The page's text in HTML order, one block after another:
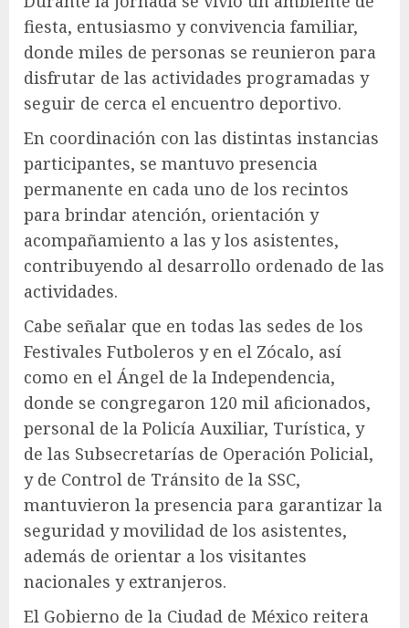
fiesta, entusiasmo y convivencia familiar,
donde miles de personas se reunieron para
disfrutar de las actividades programadas y
seguir de cerca el encuentro deportivo.
En coordinación con las distintas instancias
participantes, se mantuvo presencia
permanente en cada uno de los recintos
para brindar atención, orientación y
acompañamiento a las y los asistentes,
contribuyendo al desarrollo ordenado de las
actividades.
Cabe señalar que en todas las sedes de los
Festivales Futboleros y en el Zócalo, así
como en el Ángel de la Independencia,
donde se congregaron 120 mil aficionados,
personal de la Policía Auxiliar, Turística, y
de las Subsecretarías de Operación Policial,
y de Control de Tránsito de la SSC,
mantuvieron la presencia para garantizar la
seguridad y movilidad de los asistentes,
además de orientar a los visitantes
nacionales y extranjeros.
El Gobierno de la Ciudad de México reitera